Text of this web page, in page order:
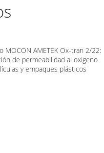
MOCON AMETEK Ox-tran 2/22:
de permeabilidad al oxigeno
y empaques plásticos